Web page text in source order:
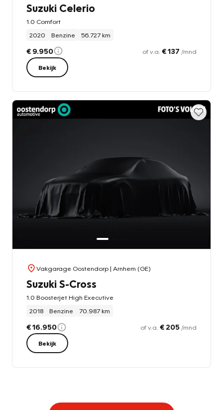
Suzuki Celerio
1.0 Comfort
2020
Benzine 56.727 km
€ 9.950 of v.a. € 137 /mnd
Bekijk
Vakgarage Oostendorp| Arnhem (GE)
Suzuki S-Cross
1.0 Boosterjet High Executive
2018
Benzine 70.987 km
€ 16.950 of v.a. € 205 /mnd
Bekijk